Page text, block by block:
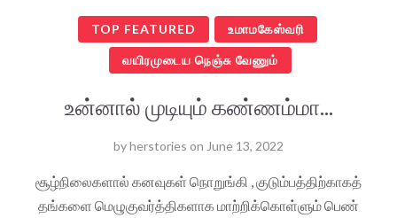
TOP FEATURED உமாமகேஸ்வரி
வயிரமுடைய நெஞ்சு வேணும்
உன்னால் முடியும் கண்ணம்மா...
byherstories on June 13, 2022
சூழ்நிலைகளால் கனவுகள் நொறுங்கி , குடும்பத்திற்காகத்
தங்களை மெழுகுவர்த்திகளாக மாற்றிக்கொள்ளும் பெண்